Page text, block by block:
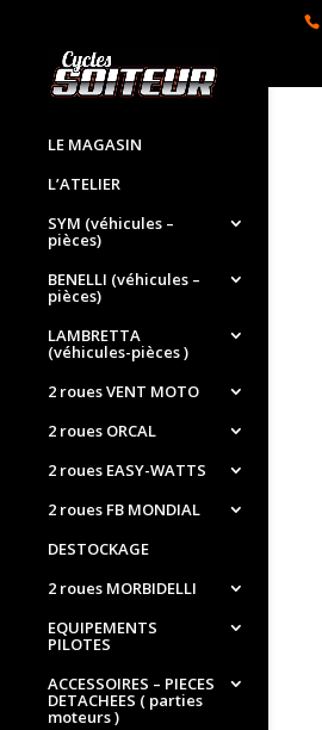
LE MAGASIN
L’ATELIER
SYM (véhicules –
pièces)
BENELLI (véhicules –
pièces)
LAMBRETTA
(véhicules-pièces )
2 roues VENT MOTO
2 roues ORCAL
2 roues EASY-WATTS
2 roues FB MONDIAL
DESTOCKAGE
2 roues MORBIDELLI
EQUIPEMENTS
PILOTES
ACCESSOIRES – PIECES
DETACHEES ( parties
moteurs )